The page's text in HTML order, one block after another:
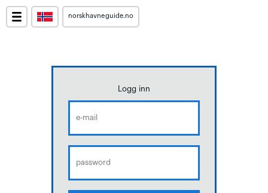
norskhavneguide.no
Logg inn